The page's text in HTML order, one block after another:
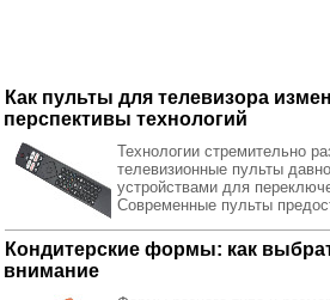
Как пульты для телевизора
перспективы технологий
Технологии стремительно
телевизионные пульты
устройствами для
Современные пульты
Кондитерские формы: как
внимание